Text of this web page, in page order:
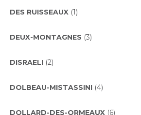
DES RUISSEAUX (1)
DEUX-MONTAGNES (3)
DISRAELI (2)
DOLBEAU-MISTASSINI (4)
DOLLARD-DES-ORMEAUX (6)